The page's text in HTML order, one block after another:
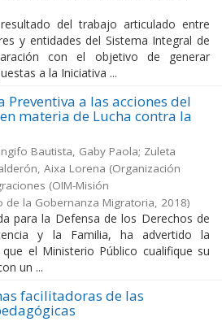
del trabajo articulado entre
y entidades del Sistema Integral de
con el objetivo de generar
a la Iniciativa ...
a las acciones del
materia de Lucha contra la
Bautista, Gaby Paola; Zuleta
Aixa Lorena (Organización
(OIM-Misión
de la Gobernanza Migratoria, 2018)
para la Defensa de los Derechos de
y la Familia, ha advertido la
el Ministerio Público cualifique su
un ...
facilitadoras de las